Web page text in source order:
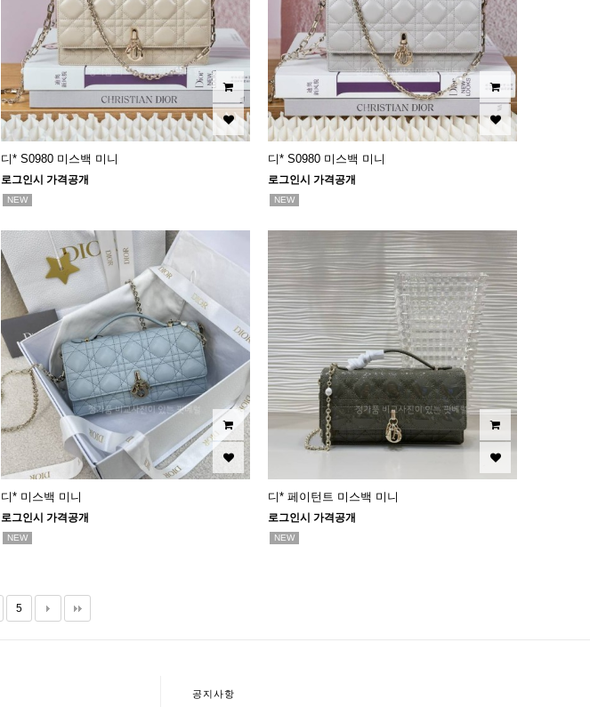
디* S0980 미스백 미니
로그인시 가격공개
NEW
디* S0980 미스백 미니
로그인시 가격공개
NEW
디* 미스백 미니
로그인시 가격공개
NEW
디* 페이턴트 미스백 미니
로그인시 가격공개
NEW
5
공지사항